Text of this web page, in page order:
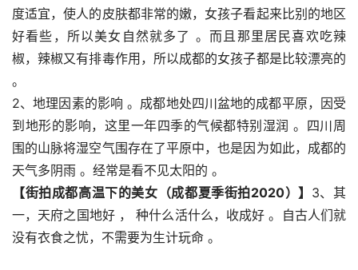
度适宜，使人的皮肤都非常的嫩，女孩子看起来比别的地区
好看些，所以美女自然就多了 。而且那里居民喜欢吃辣
椒，辣椒又有排毒作用，所以成都的女孩子都是比较漂亮的
。
2、地理因素的影响 。成都地处四川盆地的成都平原，因受
到地形的影响，这里一年四季的气候都特别湿润 。四川周
围的山脉将湿空气围存在了平原中，也是因为如此，成都的
天气多阴雨 。经常是看不见太阳的 。
【街拍成都高温下的美女（成都夏季街拍2020）】 3、其
一，天府之国地好 ， 种什么活什么，收成好 。自古人们就
没有衣食之忧，不需要为生计玩命 。